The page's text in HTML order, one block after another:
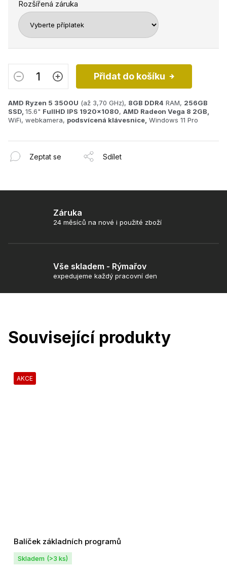
Rozšířená záruka
Přidat do košíku
AMD Ryzen 5 3500U (až 3,70 GHz), 8GB DDR4 RAM, 256GB
SSD, 15.6" FullHD IPS 1920x1080, AMD Radeon Vega 8 2GB,
WiFi, webkamera, podsvícená klávesnice, Windows 11 Pro
Zeptat se Sdílet
Záruka
24 měsíců na nové i použité zboží
Vše skladem - Rýmařov
expedujeme každý pracovní den
Související produkty
AKCE
Balíček základních programů
Skladem (>3 ks)